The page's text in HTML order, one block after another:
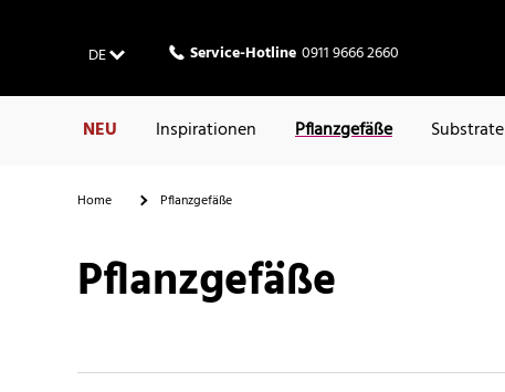
DE Service-Hotline 0911 9666 2660
NEU Inspirationen Pflanzgefäße Substrate
Home Pflanzgefäße
Pflanzgefäße